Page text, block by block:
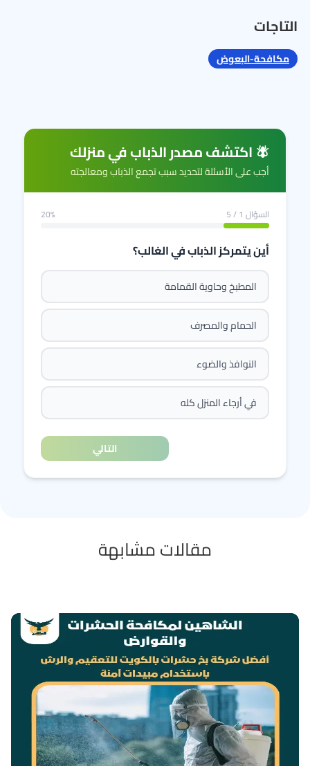
التاجات
مكافحة-البعوض
🪰 اكتشف مصدر الذباب في منزلك
أجب على الأسئلة لتحديد سبب تجمع الذباب ومعالجته
السؤال 1
/ 5
20%
أين يتمركز الذباب في الغالب؟
المطبخ وحاوية القمامة
الحمام والمصرف
النوافذ والضوء
في أرجاء المنزل كله
التالي
مقالات مشابهة